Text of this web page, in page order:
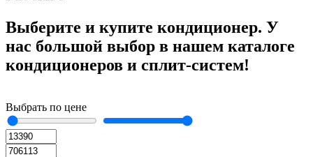
Выберите и купите кондиционер. У
нас большой выбор в нашем каталоге
кондиционеров и сплит-систем!
Выбрать по цене